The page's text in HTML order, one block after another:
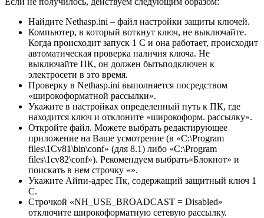
Найдите Nethasp.ini – файл настройки защиты ключей.
Компьютер, в который воткнут ключ, не выключайте.
Когда происходит запуск 1 С и она работает, происходит
автоматическая проверка наличия ключа. Не
выключайте ПК, он должен бытьподключен к
электросети в это время.
Проверку в Nethasp.ini выполняется посредством
«широкоформатной рассылки».
Укажите в настройках определенный путь к ПК, где
находится ключ и отклоните «широкоформ. рассылку».
Откройте файл. Можете выбрать редактирующее
приложение на Ваше усмотрение (в «C:\Program
files\1Cv81\bin\conf» (для 8.1) либо «C:\Program
files\1cv82\conf»). Рекомендуем выбрать«Блокнот» и
поискать в нем строчку «».
Укажите Айпи-адрес Пк, содержащий защитный ключ 1
С.
Строчкой «NH_USE_BROADCAST = Disabled»
отключите широкоформатную сетевую рассылку.